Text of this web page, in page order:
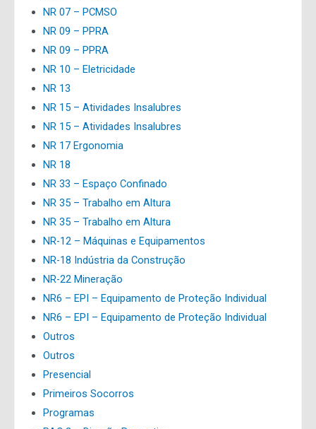
NR 07 – PCMSO
NR 09 – PPRA
NR 09 – PPRA
NR 10 – Eletricidade
NR 13
NR 15 – Atividades Insalubres
NR 15 – Atividades Insalubres
NR 17 Ergonomia
NR 18
NR 33 – Espaço Confinado
NR 35 – Trabalho em Altura
NR 35 – Trabalho em Altura
NR-12 – Máquinas e Equipamentos
NR-18 Indústria da Construção
NR-22 Mineração
NR6 – EPI – Equipamento de Proteção Individual
NR6 – EPI – Equipamento de Proteção Individual
Outros
Outros
Presencial
Primeiros Socorros
Programas